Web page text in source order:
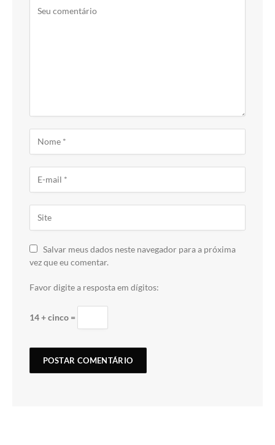
Salvar meus dados neste navegador para a próxima
vez que eu comentar.
Favor digite a resposta em dígitos:
14 + cinco =